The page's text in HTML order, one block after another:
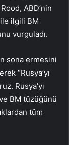
ABD’nin
ilgili BM
vurguladı.
sona ermesini
“Rusya’yı
Rusya’yı
BM tüzüğünü
tüm